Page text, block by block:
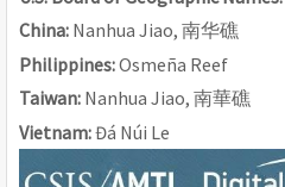
China: Nanhua Jiao, 南华礁
Philippines: Osmeña Reef
Taiwan: Nanhua Jiao, 南華礁
Vietnam: Đá Núi Le